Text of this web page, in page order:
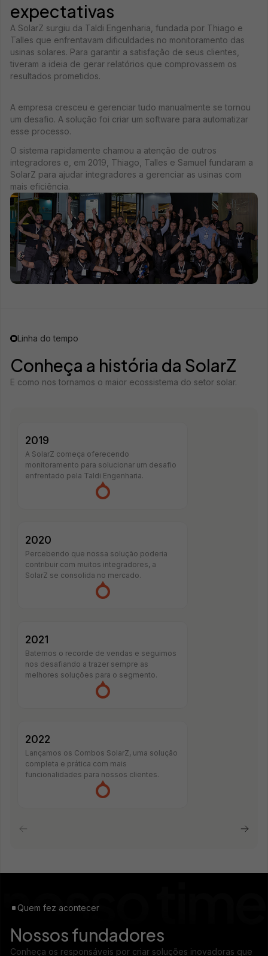
expectativas
A SolarZ surgiu da Taldi Engenharia, fundada por Thiago e
Talles que enfrentavam dificuldades no monitoramento das
usinas solares. Para garantir a satisfação de seus clientes,
tiveram a ideia de gerar relatórios que comprovassem os
resultados prometidos.
A empresa cresceu e gerenciar tudo manualmente se tornou
um desafio. A solução foi criar um software para automatizar
esse processo.
O sistema rapidamente chamou a atenção de outros
integradores e, em 2019, Thiago, Talles e Samuel fundaram a
SolarZ para ajudar integradores a gerenciar as usinas com
mais eficiência.
Linha do tempo
Conheça a história da SolarZ
E como nos tornamos o maior ecossistema do setor solar.
2019
A SolarZ começa oferecendo
monitoramento para solucionar um desafio
enfrentado pela Taldi Engenharia.
2020
Percebendo que nossa solução poderia
contribuir com muitos integradores, a
SolarZ se consolida no mercado.
2021
Batemos o recorde de vendas e seguimos
nos desafiando a trazer sempre as
melhores soluções para o segmento.
2022
Lançamos os Combos SolarZ, uma solução
completa e prática com mais
funcionalidades para nossos clientes.
Quem fez acontecer
Nossos fundadores
Conheça os responsáveis por criar soluções inovadoras que